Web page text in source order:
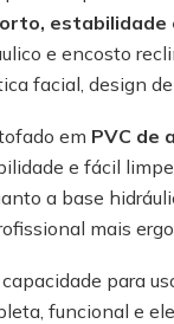
e encosto
facial, design
em PVC de
e fácil
a base
mais
para
funcional e